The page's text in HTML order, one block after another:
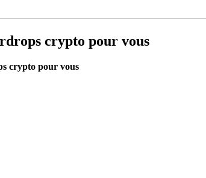
crypto pour vous
crypto pour vous